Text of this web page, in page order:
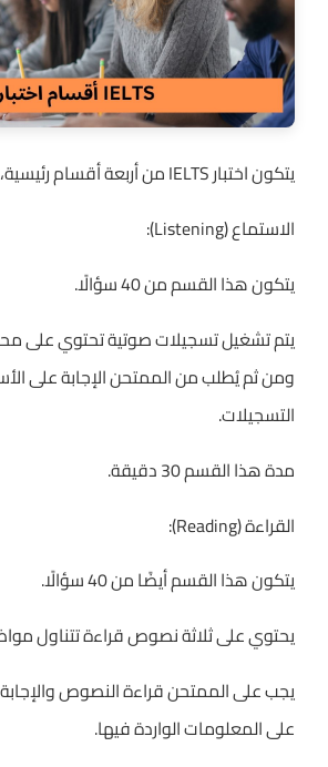
يتكون اختبار IELTS من أربعة أقسام رئيسية، وهي:
الاستماع (Listening):
يتكون هذا القسم من 40 سؤالًا.
يتم تشغيل تسجيلات صوتية تحتوي على
ومن ثم يُطلب من الممتحن الإجابة على
التسجيلات.
مدة هذا القسم 30 دقيقة.
القراءة (Reading):
يتكون هذا القسم أيضًا من 40 سؤالًا.
يحتوي على ثلاثة نصوص قراءة تتناول
يجب على الممتحن قراءة النصوص والإجابة
على المعلومات الواردة فيها.